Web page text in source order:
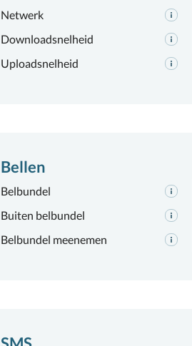
Netwerk
Downloadsnelheid
Uploadsnelheid
Bellen
Belbundel
Buiten belbundel
Belbundel meenemen